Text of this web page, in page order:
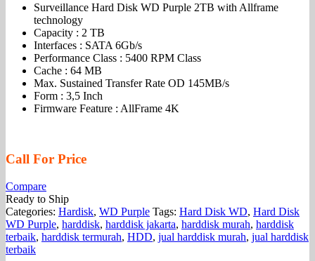
Surveillance Hard Disk WD Purple 2TB with Allframe
technology
Capacity : 2 TB
Interfaces : SATA 6Gb/s
Performance Class : 5400 RPM Class
Cache : 64 MB
Max. Sustained Transfer Rate OD 145MB/s
Form : 3,5 Inch
Firmware Feature : AllFrame 4K
Call For Price
Compare
Ready to Ship
Categories: Hardisk, WD Purple Tags: Hard Disk WD, Hard Disk
WD Purple, harddisk, harddisk jakarta, harddisk murah, harddisk
terbaik, harddisk termurah, HDD, jual harddisk murah, jual harddisk
terbaik